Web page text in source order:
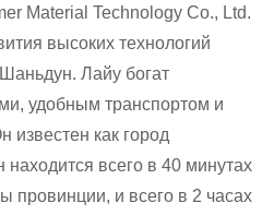
Material Technology Co., Ltd.
высоких технологий
Лайу богат
удобным транспортом и
известен как город
всего в 40 минутах
провинции, и всего в 2 часах